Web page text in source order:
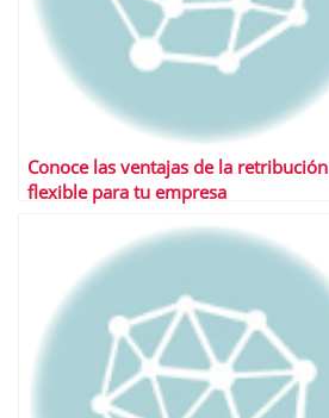
Conoce las ventajas de la retribución
flexible para tu empresa